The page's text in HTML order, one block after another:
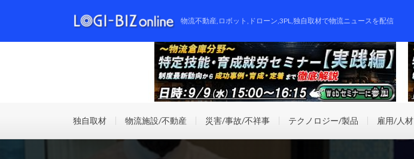
物流不動産,ロボット,ドローン,3PL,独自取材で物流ニュースを配信
独自取材 物流施設/不動産 災害/事故/不祥事 テクノロジー/製品 雇用/人材